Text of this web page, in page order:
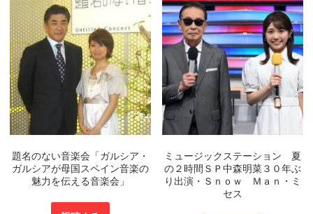
題名のない音楽会「ガルシア・
ガルシアが母国スペイン音楽の
魅力を伝える音楽会」
ミュージックステーション 夏
の２時間ＳＰ中森明菜３０年ぶ
り出演・Ｓｎｏｗ Ｍａｎ・ミ
セス